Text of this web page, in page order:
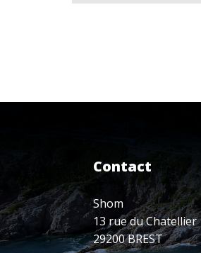
Contact
Shom
13 rue du Chatellier
29200 BREST